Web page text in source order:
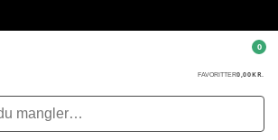
FAVORITTER0,00 KR.
0